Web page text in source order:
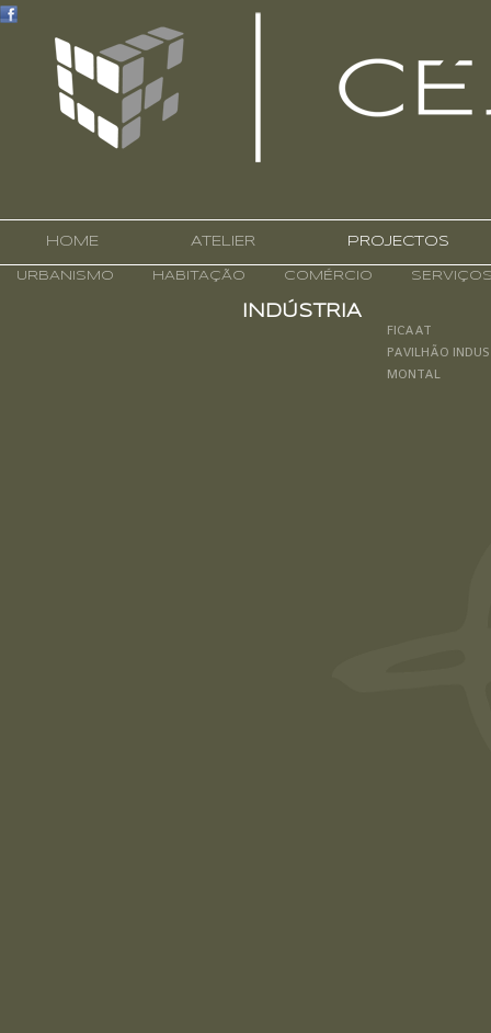
HOME ATELIER PROJECTOS
URBANISMO HABITAÇÃO COMÉRCIO
INDÚSTRIA
FICAAT
PAVILHÃO
MONTAL